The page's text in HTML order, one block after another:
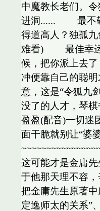
中魔教长老们。
进洞...... 最不敬
得道高人？独孤
难看) 最佳幸运奖
候，把你派上去
冲便靠自己的聪明
意，这是“令狐九
没了的人才，琴
盈盈(配音)一切迷
面干脆就别让“婆
这可能才是金庸
于他那天理不容
把金庸先生原著
定逸师太的关系”